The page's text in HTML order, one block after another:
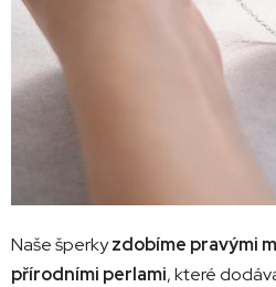
Naše šperkyzdobíme pravými
přírodními perlami, které